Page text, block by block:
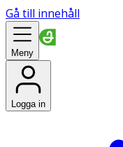
Gå till innehåll
Meny
Logga in